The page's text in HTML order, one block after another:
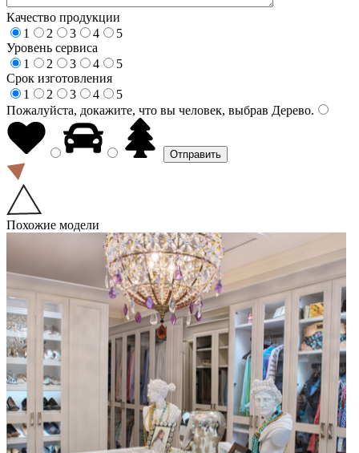
Качество продукции
1
2 3 4
5
Уровень сервиса
1
2 3 4
5
Срок изготовления
1
2 3 4
5
Пожалуйста, докажите, что вы человек, выбрав Дерево.
Похожие модели